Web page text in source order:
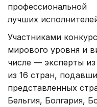
лучших
Участниками
мирового уровня и
числе — эксперты
из 16 стран,
представленных
Бельгия, Болгария,